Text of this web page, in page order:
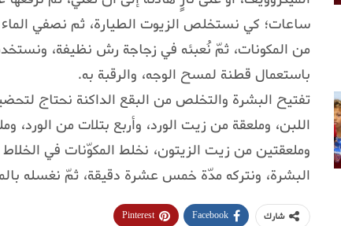
ساعات؛ كي نستخلص الزيوت الطيارة، ثم نصفي الماء
من المكونات، ثمّ نُعبئه في زجاجة رش نظيفة،
باستعمال قطنة لمسح الوجه، والرقبة به.
تفتيح البشرة والتخلص من البقع الداكنة نحتاج
اللبن، وملعقة من زيت الورد، وأربع بتلات من الورد،
وملعقتين من زيت الزيتون، نخلط المكوّنات في
البشرة، ونتركه مدّة خمس عشرة دقيقة، ثمّ نغسله
شارك Facebook
Pinterest